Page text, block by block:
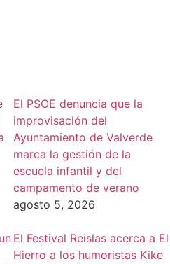
El PSOE denuncia que la
improvisación del
Ayuntamiento de Valverde
marca la gestión de la
escuela infantil y del
campamento de verano
agosto 5, 2026
El Festival Reislas acerca a El
Hierro a los humoristas Kike